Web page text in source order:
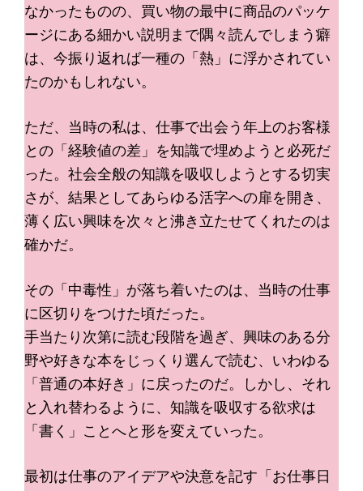
なかったものの、買い物の最中に商品のパッケ
ージにある細かい説明まで隅々読んでしまう癖
は、今振り返れば一種の「熱」に浮かされてい
たのかもしれない。
ただ、当時の私は、仕事で出会う年上のお客様
との「経験値の差」を知識で埋めようと必死だ
った。社会全般の知識を吸収しようとする切実
さが、結果としてあらゆる活字への扉を開き、
薄く広い興味を次々と沸き立たせてくれたのは
確かだ。
その「中毒性」が落ち着いたのは、当時の仕事
に区切りをつけた頃だった。
手当たり次第に読む段階を過ぎ、興味のある分
野や好きな本をじっくり選んで読む、いわゆる
「普通の本好き」に戻ったのだ。しかし、それ
と入れ替わるように、知識を吸収する欲求は
「書く」ことへと形を変えていった。
最初は仕事のアイデアや決意を記す「お仕事日